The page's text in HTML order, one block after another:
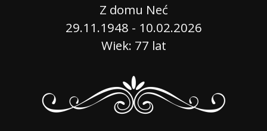
Z domu Neć
29.11.1948 - 10.02.2026
Wiek: 77 lat